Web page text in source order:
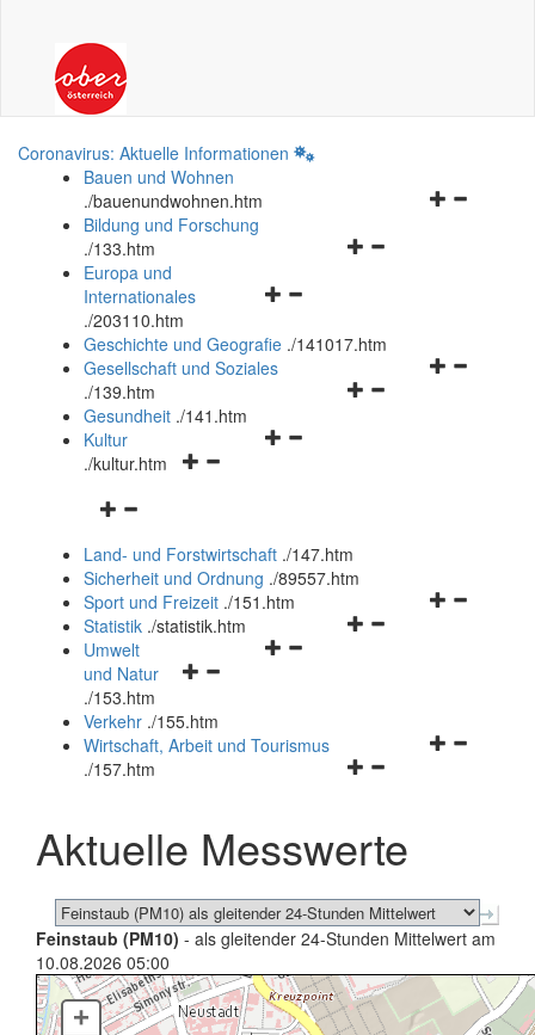
Coronavirus: Aktuelle Informationen
Bauen und Wohnen
./bauenundwohnen.htm
Navigationsmenü
Bildung und Forschung
./133.htm
Navigationsmenü
und
schließen
Europa und
Internationales
./203110.htm
Geschichte und Geografie ./141017.htm
Navigationsmenü
Gesellschaft und Soziales
./139.htm
Navigationsmenü
Gesundheit ./141.htm
Navigationsmenü
Kultur
./kultur.htm
Navigationsmenü
und
schließen
Land- und Forstwirtschaft ./147.htm
Sicherheit und Ordnung ./89557.htm
Navigationsmenü
Sport und Freizeit ./151.htm
Navigationsmenü
Statistik ./statistik.htm
Navigationsmenü
und
schließen
Umwelt
und Natur
./153.htm
Verkehr ./155.htm
Navigationsmenü
schließen
Wirtschaft, Arbeit und Tourismus
./157.htm
Aktuelle Messwerte
Feinstaub (PM10) - als gleitender 24-Stunden Mittelwert am
10.08.2026 05:00
+